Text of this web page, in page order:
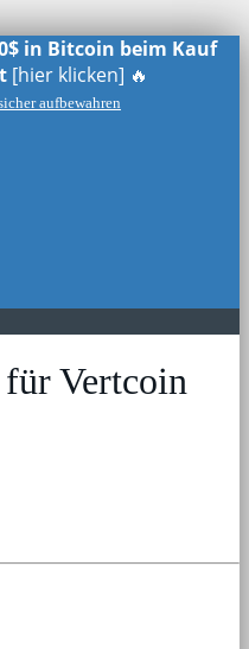
in Bitcoin beim Kauf
[hier klicken] 🔥
aufbewahren
Vertcoin